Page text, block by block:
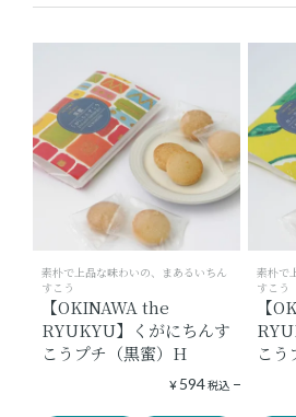
つくり手
OKINAWA the RYUKYU
ショッピングガイド
よみもの
実店舗のご案内
樂園百貨店について
素朴で上品な味わいの、まあるいちん
すこう
【OKINAWA the
RYUKYU】くがにちんす
こうプチ（黒蜜）H
¥ 594税込
素朴で
すこう
【
こ